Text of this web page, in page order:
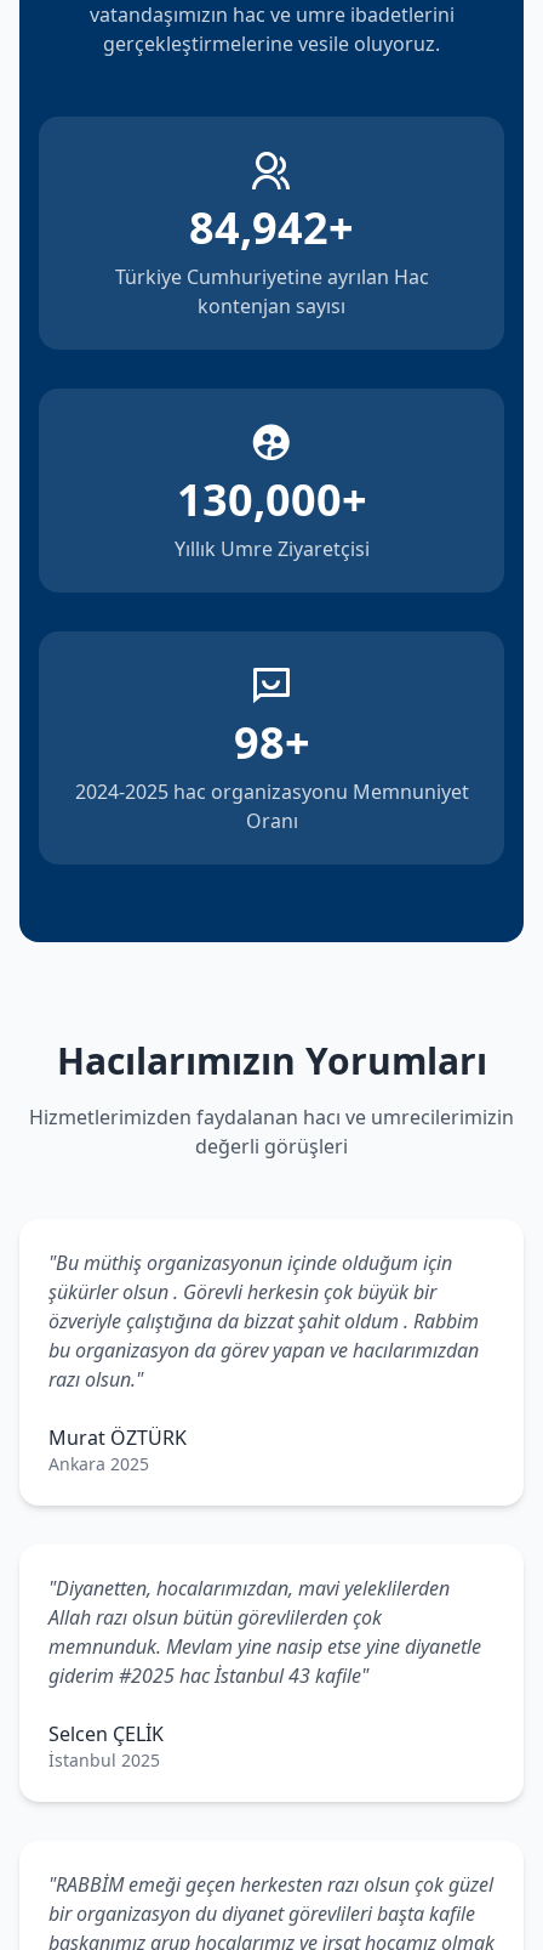
vatandaşımızın hac ve umre ibadetlerini
gerçekleştirmelerine vesile oluyoruz.
84,942+
Türkiye Cumhuriyetine ayrılan Hac
kontenjan sayısı
130,000+
Yıllık Umre Ziyaretçisi
98+
2024-2025 hac organizasyonu Memnuniyet
Oranı
Hacılarımızın Yorumları
Hizmetlerimizden faydalanan hacı ve umrecilerimizin
değerli görüşleri
"Bu müthiş organizasyonun içinde olduğum için
şükürler olsun . Görevli herkesin çok büyük bir
özveriyle çalıştığına da bizzat şahit oldum . Rabbim
bu organizasyon da görev yapan ve hacılarımızdan
razı olsun."
Murat ÖZTÜRK
Ankara 2025
"Diyanetten, hocalarımızdan, mavi yeleklilerden
Allah razı olsun bütün görevlilerden çok
memnunduk. Mevlam yine nasip etse yine diyanetle
giderim #2025 hac İstanbul 43 kafile"
Selcen ÇELİK
İstanbul 2025
"RABBİM emeği geçen herkesten razı olsun çok güzel
bir organizasyon du diyanet görevlileri başta kafile
başkanımız grup hocalarımız ve irşat hocamız olmak